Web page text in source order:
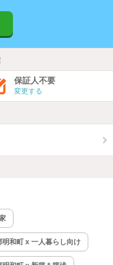
保証人不要
変更する
明和町 x 一人暮らし向け